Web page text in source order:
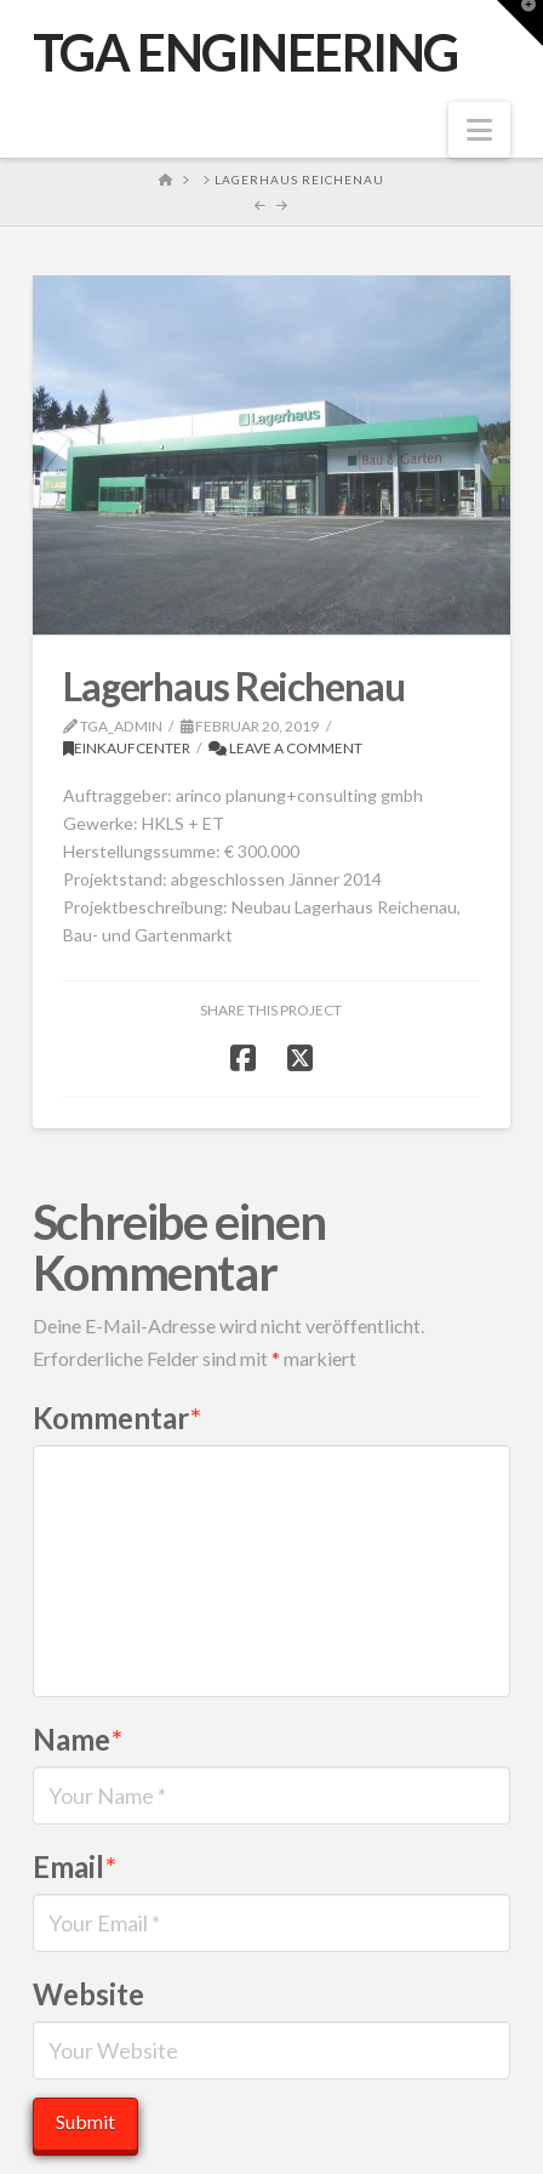
TGA ENGINEERING
HOME LAGERHAUS REICHENAU
Lagerhaus Reichenau
TGA_ADMIN
FEBRUAR 20, 2019
EINKAUFCENTER
LEAVE A COMMENT
Auftraggeber: arinco planung+consulting gmbh
Gewerke: HKLS + ET
Herstellungssumme: € 300.000
Projektstand: abgeschlossen Jänner 2014
Projektbeschreibung: Neubau Lagerhaus Reichenau,
Bau- und Gartenmarkt
SHARE THIS PROJECT
Schreibe einen
Kommentar
Deine E-Mail-Adresse wird nicht veröffentlicht.
Erforderliche Felder sind mit * markiert
Kommentar*
Name*
Email*
Website